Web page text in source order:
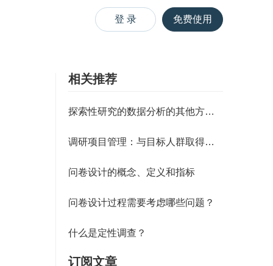
登 录 免费使用
相关推荐
探索性研究的数据分析的其他方法（
调研项目管理：与目标人群取得联系
问卷设计的概念、定义和指标
问卷设计过程需要考虑哪些问题？
什么是定性调查？
订阅文章